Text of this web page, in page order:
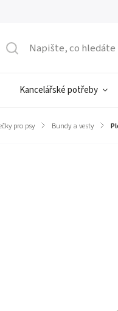
Kancelářské potřeby
pro psy / Bundy a vesty /